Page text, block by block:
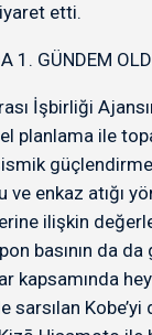
etti.
1. GÜNDEM
İşbirliği
planlama ile
enkaz atığı
ilişkin
basının da da
kapsamında
sarsılan